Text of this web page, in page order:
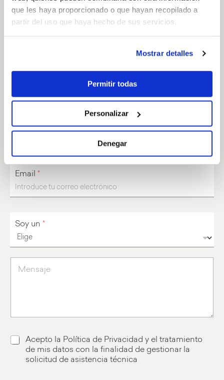
que les haya proporcionado o que hayan recopilado a
partir del uso que haya hecho de sus servicios.
Mostrar detalles
Permitir todas
Personalizar
Denegar
Nombre completo*
Teléfono*
Email *
s
Soy un *
*
Acepto la Política de Privacidad y el tratamiento
de mis datos con la finalidad de gestionar la
solicitud de asistencia técnica